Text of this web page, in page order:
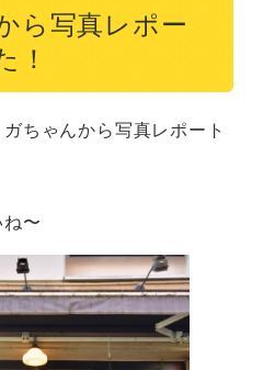
ら写真レポー
！
ちゃんから写真レポート
〜